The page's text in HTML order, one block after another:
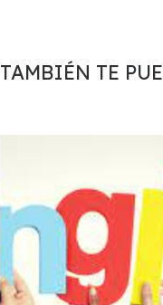
TAMBIÉN TE